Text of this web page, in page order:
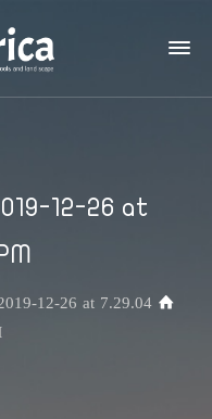
12-26 at
12-26 at 7.29.04